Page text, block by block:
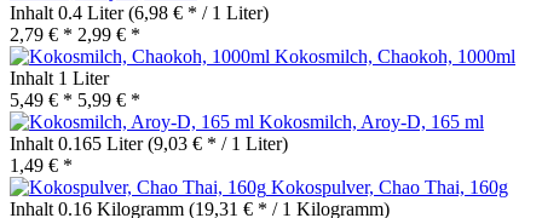
Inhalt 0.4 Liter(6,98 € * / 1 Liter)
2,79 € * 2,99 € *
Kokosmilch, Chaokoh, 1000ml
Inhalt 1 Liter
5,49 € * 5,99 € *
Kokosmilch, Aroy-D, 165 ml
Inhalt 0.165 Liter(9,03 € * / 1 Liter)
1,49 € *
Kokospulver, Chao Thai, 160g
Inhalt 0.16 Kilogramm (19,31 € * / 1 Kilogramm)